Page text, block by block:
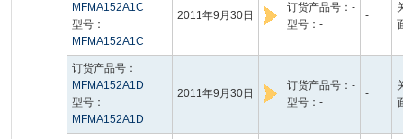
MFMA152A1C
型号：
MFMA152A1C
2011年9月30日
订货产品号：-
型号：-
-
订货产品号：
MFMA152A1D
型号：
MFMA152A1D
2011年9月30日
订货产品号：-
型号：-
-